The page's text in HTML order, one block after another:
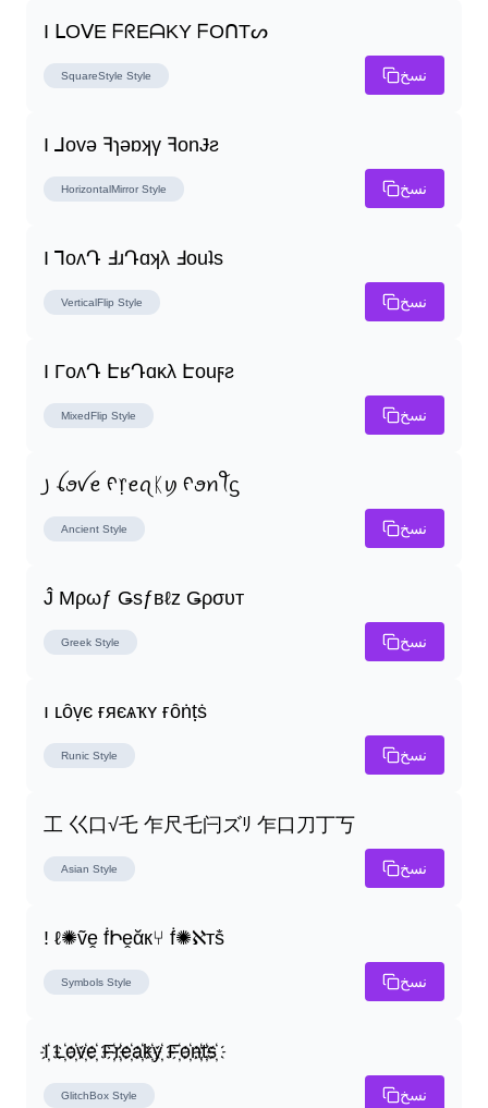
I ᒪOᐯE ᖴᖇEᗩKY ᖴOᑎTᔕ
SquareStyle Style نسخ
I ⅃ovǝ ꟻɿǝɒʞγ ꟻonɈƨ
HorizontalMirror Style نسخ
I ꓶoʌԴ ꓞɹԴɑʞλ ꓞouʇs
VerticalFlip Style نسخ
I ΓoʌԴ ԷʁԴɑĸλ Էouϝƨ
MixedFlip Style نسخ
꠸ ꪶꪮꪜꫀ ᠻ᥅ꫀꪖᛕꪗ ᠻꪮꪀꪻᦓ
Ancient Style نسخ
Ĵ Μρωƒ Ǥѕƒвℓz Ǥρσυт
Greek Style نسخ
ı ʟȏṿє ғяєѧҡʏ ғȏṅṭṡ
Runic Style نسخ
工 巜口√乇 乍尺乇闩ズﾘ 乍口刀丁丂
Asian Style نسخ
! ℓ✺ṽḙ ḟԻḙᾰк⑂ ḟ✺ℵтṧ
Symbols Style نسخ
I҉ L҉o҉v҉e҉ F҉r҉e҉a҉k҉y҉ F҉o҉n҉t҉s҉
GlitchBox Style نسخ